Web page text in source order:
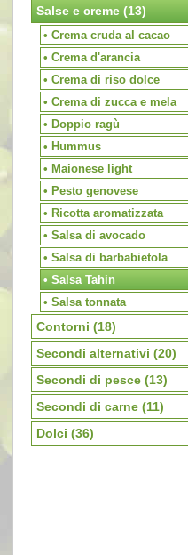
Salse e creme (13)
• Crema cruda al cacao
• Crema d'arancia
• Crema di riso dolce
• Crema di zucca e mela
• Doppio ragù
• Hummus
• Maionese light
• Pesto genovese
• Ricotta aromatizzata
• Salsa di avocado
• Salsa di barbabietola
• Salsa Tahin
• Salsa tonnata
Contorni (18)
Secondi alternativi (20)
Secondi di pesce (13)
Secondi di carne (11)
Dolci (36)